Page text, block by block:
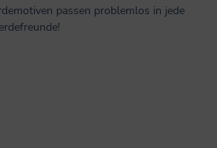
passen problemlos in jede